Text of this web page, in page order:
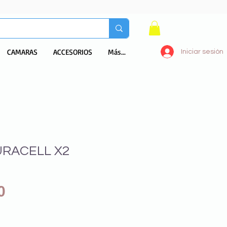
Iniciar sesión
CAMARAS ACCESORIOS Más...
X2